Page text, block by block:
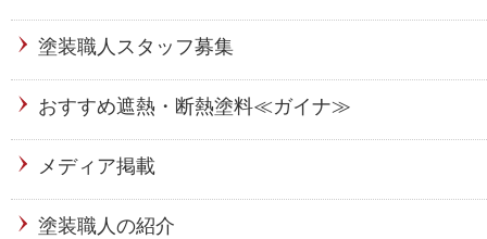
塗装職人スタッフ募集
おすすめ遮熱・断熱塗料≪ガイナ≫
メディア掲載
塗装職人の紹介